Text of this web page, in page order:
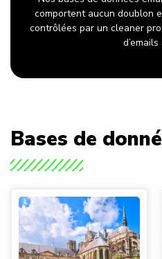
comportent aucun doublon
contrôlées par un cleaner
Bases de